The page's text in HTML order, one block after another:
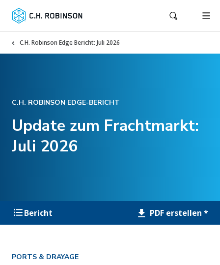
C.H. Robinson Edge Bericht: Juli 2026
C.H. ROBINSON EDGE-BERICHT
Update zum Frachtmarkt:
Juli 2026
Bericht PDF erstellen *
PORTS & DRAYAGE